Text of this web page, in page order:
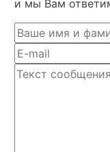
и мы Вам